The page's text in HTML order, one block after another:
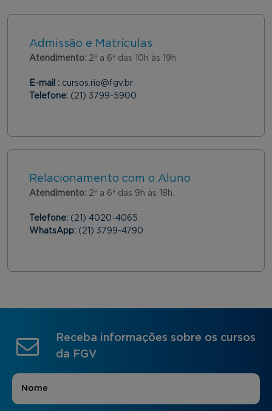
Admissão e Matrículas
Atendimento: 2ª a 6ª das 10h às 19h.
E-mail : cursos.rio@fgv.br
Telefone: (21) 3799-5900
Relacionamento com o Aluno
Atendimento: 2ª a 6ª das 9h às 18h.
Telefone: (21) 4020-4065
WhatsApp: (21) 3799-4790
Receba informações sobre os cursos
da FGV
Nome